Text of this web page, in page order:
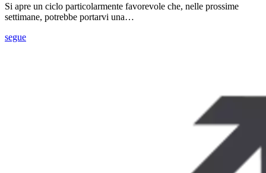
Si apre un ciclo particolarmente favorevole che, nelle prossime
settimane, potrebbe portarvi una…
segue